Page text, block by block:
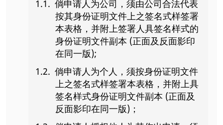
倘申请人为公司，须由公司合法代表
按其身份证明文件上之签名式样签署
本表格，并附上签署人具签名样式的
身份证明文件副本 (正面及反面影印
在同一版);
倘申请人为个人，须按身份证明文件
上之签名式样签署本表格，并附上具
签名样式身份证明文件副本 (正面及
反面影印在同一版)；